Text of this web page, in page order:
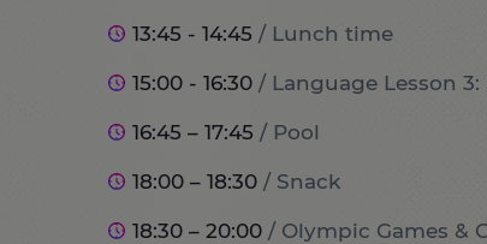
13:45 - 14:45 / Lunch time
15:00 - 16:30 / Language Lesson
16:45 – 17:45 / Pool
18:00 – 18:30 / Snack
18:30 – 20:00 / Olympic Games &